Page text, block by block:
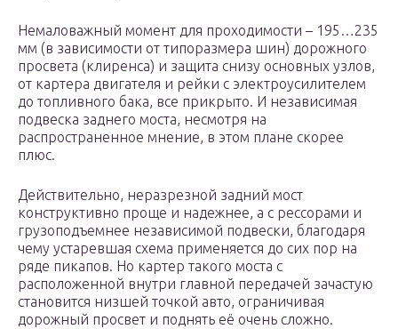
Немаловажный момент для проходимости – 195…235
мм (в зависимости от типоразмера шин) дорожного
просвета (клиренса) и защита снизу основных узлов,
от картера двигателя и рейки с электроусилителем
до топливного бака, все прикрыто. И независимая
подвеска заднего моста, несмотря на
распространенное мнение, в этом плане скорее
плюс.
Действительно, неразрезной задний мост
конструктивно проще и надежнее, а с рессорами и
грузоподъемнее независимой подвески, благодаря
чему устаревшая схема применяется до сих пор на
ряде пикапов. Но картер такого моста с
расположенной внутри главной передачей зачастую
становится низшей точкой авто, ограничивая
дорожный просвет и поднять её очень сложно.